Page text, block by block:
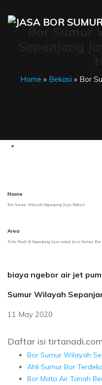
Home » Bekasi » Bor
Name
Bor Sumur Wilayah Sepanjang Jaya Bekasi
Area
Tirta Nadi di Sepanjang Jaya untuk Jasa Sumur Bor
biaya ngebor air jet
Sumur Wilayah
11 May 2020
Daftar isi
Bor Sumur Wilayah
Ahli Sumur Bor
Bor Mata Air Tanah